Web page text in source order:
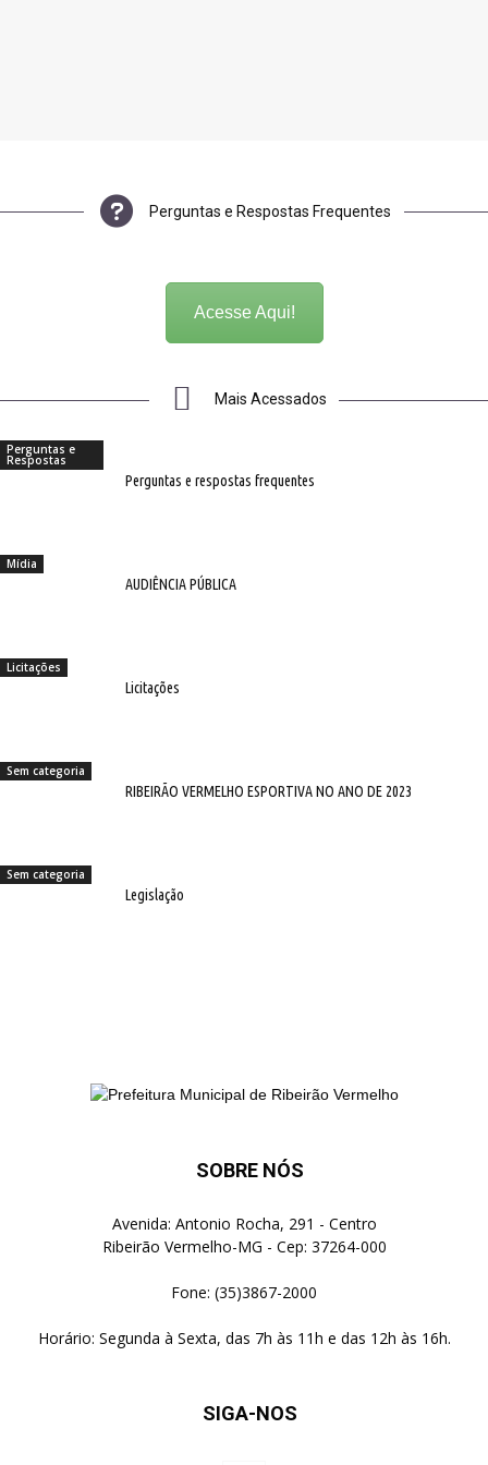
Perguntas e Respostas Frequentes
Acesse Aqui!
Mais Acessados
Perguntas e
Respostas
Perguntas e respostas frequentes
Mídia
AUDIÊNCIA PÚBLICA
Licitações
Licitações
Sem categoria
RIBEIRÃO VERMELHO ESPORTIVA NO ANO DE 2023
Sem categoria
Legislação
SOBRE NÓS
Avenida: Antonio Rocha, 291 - Centro
Ribeirão Vermelho-MG - Cep: 37264-000
Fone: (35)3867-2000
Horário: Segunda à Sexta, das 7h às 11h e das 12h às 16h.
SIGA-NOS